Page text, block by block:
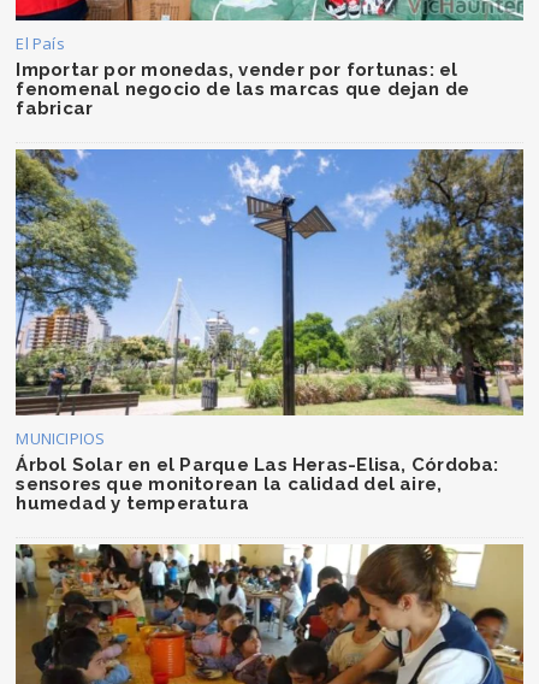
El País
Importar por monedas, vender por fortunas: el
fenomenal negocio de las marcas que dejan de
fabricar
MUNICIPIOS
Árbol Solar en el Parque Las Heras-Elisa, Córdoba:
sensores que monitorean la calidad del aire,
humedad y temperatura